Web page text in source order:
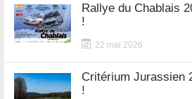
Rallye du Chablais
!
22 mai 2026
Critérium Jurassien
!